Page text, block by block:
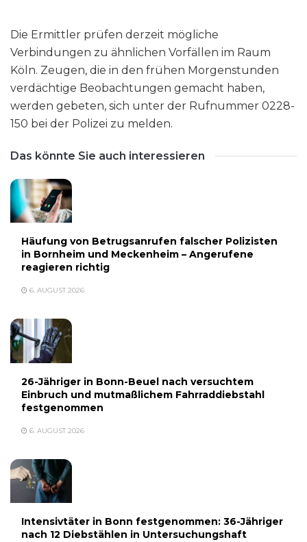
Die Ermittler prüfen derzeit mögliche
Verbindungen zu ähnlichen Vorfällen im Raum
Köln. Zeugen, die in den frühen Morgenstunden
verdächtige Beobachtungen gemacht haben,
werden gebeten, sich unter der Rufnummer 0228-
150 bei der Polizei zu melden.
Das könnte Sie auch interessieren
Häufung von Betrugsanrufen falscher Polizisten
in Bornheim und Meckenheim – Angerufene
reagieren richtig
6. AUGUST 2026
26-Jähriger in Bonn-Beuel nach versuchtem
Einbruch und mutmaßlichem Fahrraddiebstahl
festgenommen
6. AUGUST 2026
Intensivtäter in Bonn festgenommen: 36-Jähriger
nach 12 Diebstählen in Untersuchungshaft